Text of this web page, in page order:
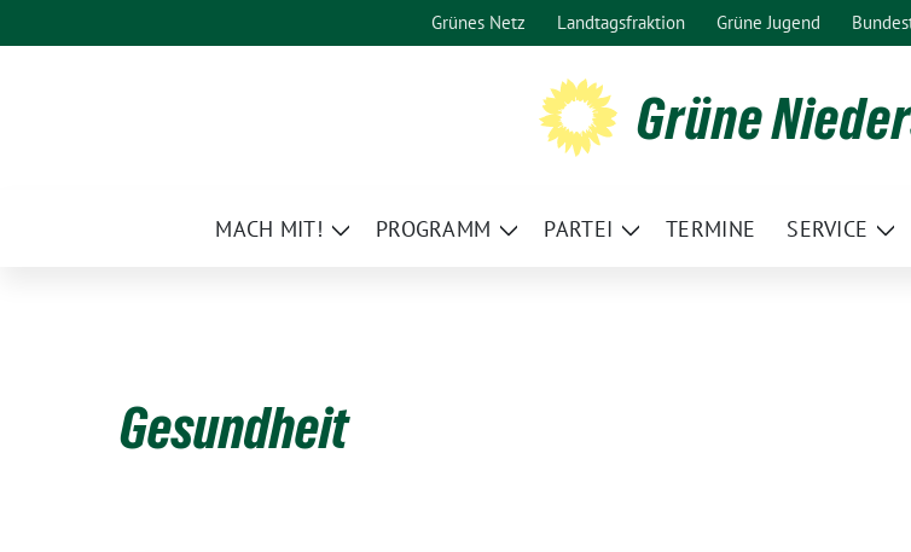
zum
Grünes Netz Landtagsfraktion Grüne Jugend
Grüne
MACH MIT!
Zeige
PROGRAMM
Zeige
PARTEI
Zeige
TERMINE SERVICE
Gesundheit